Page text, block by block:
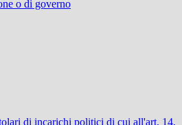
o di governo
di incarichi politici di cui all'art. 14,